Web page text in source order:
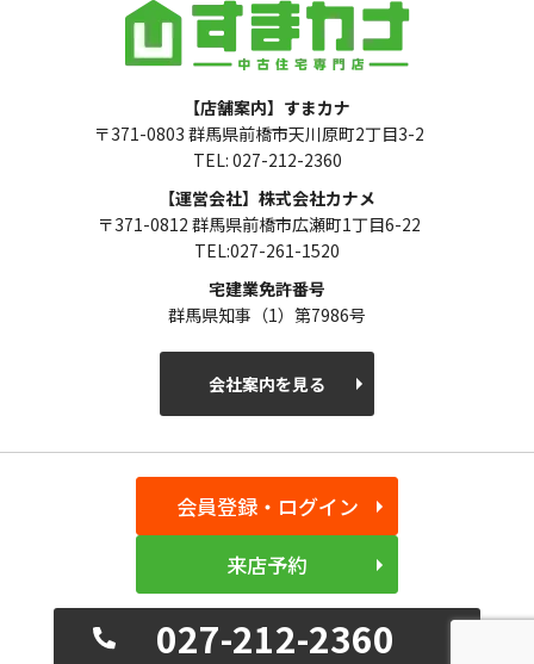
【店舗案内】すまカナ
〒371-0803 群馬県前橋市天川原町2丁目3-2
TEL: 027-212-2360
【運営会社】株式会社カナメ
〒371-0812 群馬県前橋市広瀬町1丁目6-22
TEL:027-261-1520
宅建業免許番号
群馬県知事（1）第7986号
会社案内を見る
会員登録・ログイン
来店予約
027-212-2360